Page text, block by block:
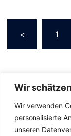
Wir
Wir verwenden
personalisierte
unseren
der
Beiträge
< 1